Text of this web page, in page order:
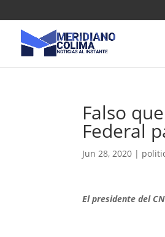
Falso
Federal
Jun 28, 2020 |
El presidente del